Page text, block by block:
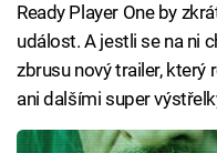
Ready Player One by
událost. A jestli se na ni
zbrusu nový trailer, který
ani dalšími super